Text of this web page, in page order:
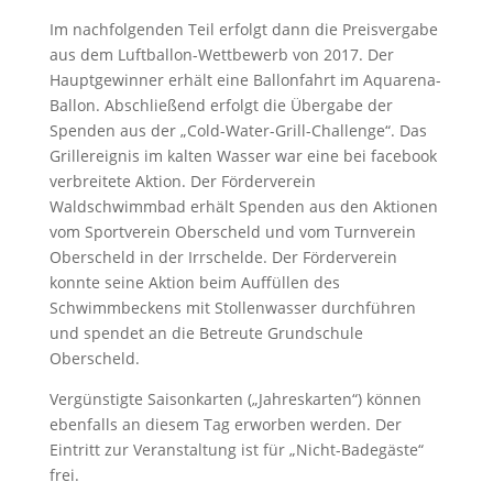
Im nachfolgenden Teil erfolgt dann die Preisvergabe
aus dem Luftballon-Wettbewerb von 2017. Der
Hauptgewinner erhält eine Ballonfahrt im Aquarena-
Ballon. Abschließend erfolgt die Übergabe der
Spenden aus der „Cold-Water-Grill-Challenge“. Das
Grillereignis im kalten Wasser war eine bei facebook
verbreitete Aktion. Der Förderverein
Waldschwimmbad erhält Spenden aus den Aktionen
vom Sportverein Oberscheld und vom Turnverein
Oberscheld in der Irrschelde. Der Förderverein
konnte seine Aktion beim Auffüllen des
Schwimmbeckens mit Stollenwasser durchführen
und spendet an die Betreute Grundschule
Oberscheld.
Vergünstigte Saisonkarten („Jahreskarten“) können
ebenfalls an diesem Tag erworben werden. Der
Eintritt zur Veranstaltung ist für „Nicht-Badegäste“
frei.